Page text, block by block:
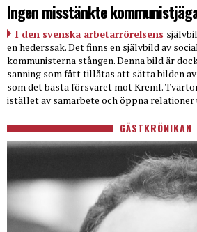
Ingen misstänkte
I den svenska arbetarrörelsens
en hederssak. Det finns en självbild av
kommunisterna stången. Denna bild är
sanning som fått tillåtas att sätta bilden
som det bästa försvaret mot Kreml.
istället av samarbete och öppna relationer
GÄSTKRÖNIKAN